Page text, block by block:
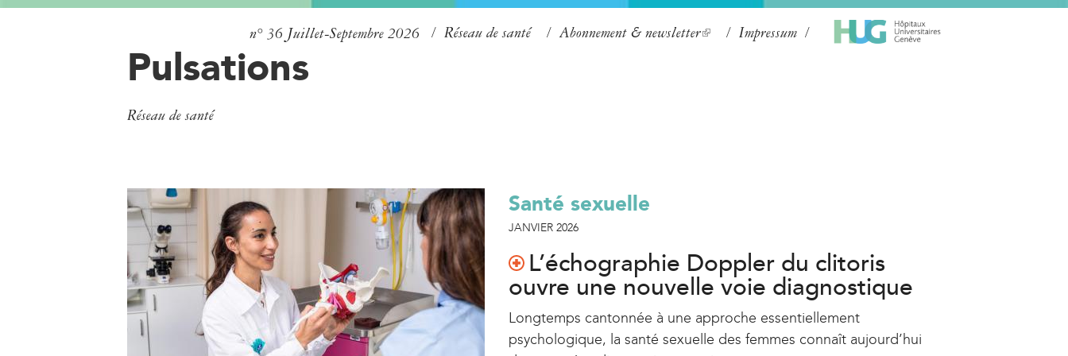
au
n° 36 Juillet-Septembre 2026 Réseau de santé Abonnement & newsletter(
e
r
n
a
Impressum
Pulsations
Réseau de santé
Santé sexuelle
JANVIER 2026
L’échographie Doppler du clitoris
ouvre une nouvelle voie diagnostique
Longtemps cantonnée à une approche essentiellement
psychologique, la santé sexuelle des femmes connaît aujourd’hui